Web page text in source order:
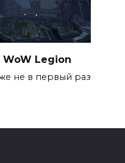
WoW Legion
не в первый раз